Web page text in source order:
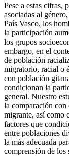
Pese a estas cifras,
asociadas al
País Vasco, los
la participación
los grupos
embargo, en el
de población
migratorio, racial o
con población
condicionan la
general. Nuestro
la comparación con
migrante, así como
factores que
entre poblaciones
la más adecuada
comprensión de los